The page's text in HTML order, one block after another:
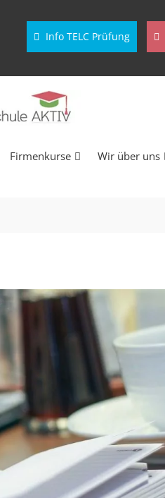
Info TELC Prüfung
Firmenkurse Wir über uns